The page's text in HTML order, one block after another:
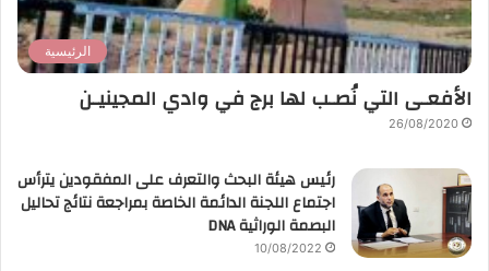
الرئيسية
الأفعـى التي نُصـب لها برج في وادي المجينيـن
26/08/2020
رئيس هيئة البحث والتعرف على المفقودين يترأس
اجتماع اللجنة الدائمة الخاصة بمراجعة نتائج تحاليل
البصمة الوراثية DNA
10/08/2022